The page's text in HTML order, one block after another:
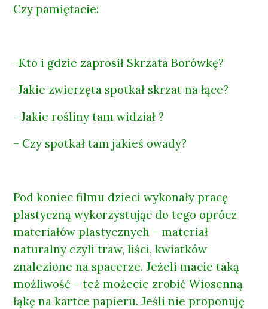
Czy pamiętacie:
-Kto i gdzie zaprosił Skrzata Borówkę?
-Jakie zwierzęta spotkał skrzat na łące?
-Jakie rośliny tam widział ?
– Czy spotkał tam jakieś owady?
Pod koniec filmu dzieci wykonały pracę
plastyczną wykorzystując do tego oprócz
materiałów plastycznych – materiał
naturalny czyli traw, liści, kwiatków
znalezione na spacerze. Jeżeli macie taką
możliwość – też możecie zrobić Wiosenną
łąkę na kartce papieru. Jeśli nie proponuję